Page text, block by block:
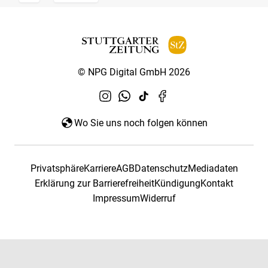
© NPG Digital GmbH 2026
Wo Sie uns noch folgen können
PrivatsphäreKarriereAGBDatenschutzMediadaten
Erklärung zur BarrierefreiheitKündigungKontakt
ImpressumWiderruf